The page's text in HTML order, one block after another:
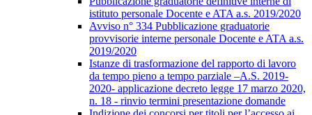
istituto personale Docente e ATA a.s. 2019/2020
Avviso n° 334 Pubblicazione graduatorie
provvisorie interne personale Docente e ATA a.s.
2019/2020
Istanze di trasformazione del rapporto di lavoro
da tempo pieno a tempo parziale –A.S. 2019-
2020- applicazione decreto legge 17 marzo 2020,
n. 18 - rinvio termini presentazione domande